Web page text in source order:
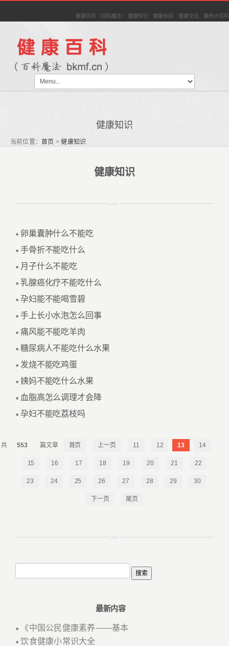
健康百科（百科魔法） 健康知识 健康休闲 健康文化 康养大百科
健康知识
当前位置：首页 >健康知识
健康知识
● 卵巢囊肿什么不能吃
● 手骨折不能吃什么
● 月子什么不能吃
● 乳腺癌化疗不能吃什么
● 孕妇能不能喝雪碧
● 手上长小水泡怎么回事
● 痛风能不能吃羊肉
● 糖尿病人不能吃什么水果
● 发烧不能吃鸡蛋
● 姨妈不能吃什么水果
● 血脂高怎么调理才会降
● 孕妇不能吃荔枝吗
553 首页 上一页 11 12 13 14
15 16 17 18 19 20 21 22
23 24 25 26 27 28 29 30
下一页 尾页
最新内容
● 《中国公民健康素养——基本
●饮食健康小常识大全